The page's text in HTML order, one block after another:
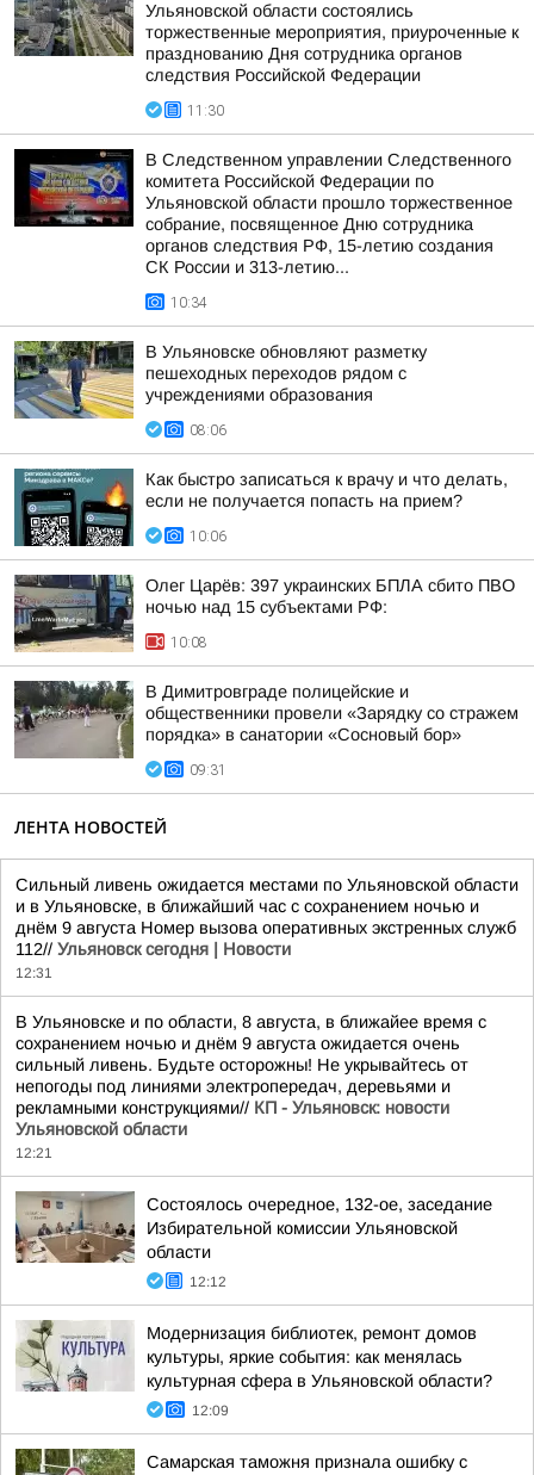
Ульяновской области состоялись
торжественные мероприятия, приуроченные к
празднованию Дня сотрудника органов
следствия Российской Федерации
11:30
В Следственном управлении Следственного
комитета Российской Федерации по
Ульяновской области прошло торжественное
собрание, посвященное Дню сотрудника
органов следствия РФ, 15-летию создания
СК России и 313-летию...
10:34
В Ульяновске обновляют разметку
пешеходных переходов рядом с
учреждениями образования
08:06
Как быстро записаться к врачу и что делать,
если не получается попасть на прием?
10:06
Олег Царёв: 397 украинских БПЛА сбито ПВО
ночью над 15 субъектами РФ:
10:08
В Димитровграде полицейские и
общественники провели «Зарядку со стражем
порядка» в санатории «Сосновый бор»
09:31
ЛЕНТА НОВОСТЕЙ
Сильный ливень ожидается местами по Ульяновской области
и в Ульяновске, в ближайший час с сохранением ночью и
днём 9 августа Номер вызова оперативных экстренных служб
112// Ульяновск сегодня | Новости
12:31
В Ульяновске и по области, 8 августа, в ближайее время с
сохранением ночью и днём 9 августа ожидается очень
сильный ливень. Будьте осторожны! Не укрывайтесь от
непогоды под линиями электропередач, деревьями и
рекламными конструкциями// КП - Ульяновск: новости
Ульяновской области
12:21
Состоялось очередное, 132-ое, заседание
Избирательной комиссии Ульяновской
области
12:12
Модернизация библиотек, ремонт домов
культуры, яркие события: как менялась
культурная сфера в Ульяновской области?
12:09
Самарская таможня признала ошибку с